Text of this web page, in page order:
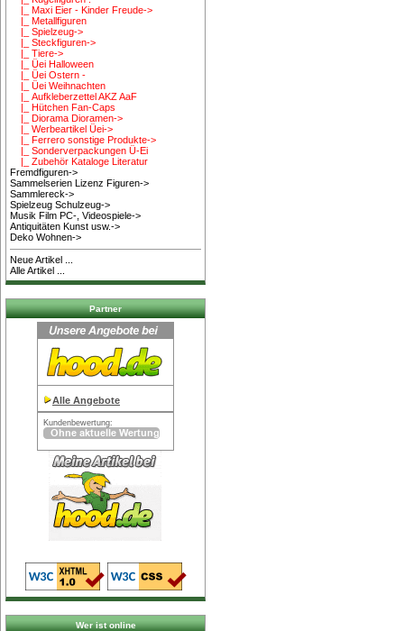
|_ Maxi Eier - Kinder Freude->
|_ Metallfiguren
|_ Spielzeug->
|_ Steckfiguren->
|_ Tiere->
|_ Üei Halloween
|_ Üei Ostern -
|_ Üei Weihnachten
|_ Aufkleberzettel AKZ AaF
|_ Hütchen Fan-Caps
|_ Diorama Dioramen->
|_ Werbeartikel Üei->
|_ Ferrero sonstige Produkte->
|_ Sonderverpackungen Ü-Ei
|_ Zubehör Kataloge Literatur
Fremdfiguren->
Sammelserien Lizenz Figuren->
Sammlereck->
Spielzeug Schulzeug->
Musik Film PC-, Videospiele->
Antiquitäten Kunst usw.->
Deko Wohnen->
Neue Artikel ...
Alle Artikel ...
Partner
Alle Angebote
Kundenbewertung:
Wer ist online